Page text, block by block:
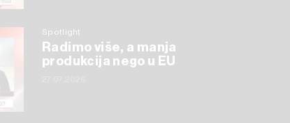
Spotlight
Radimo više, a manja
produkcija nego u EU